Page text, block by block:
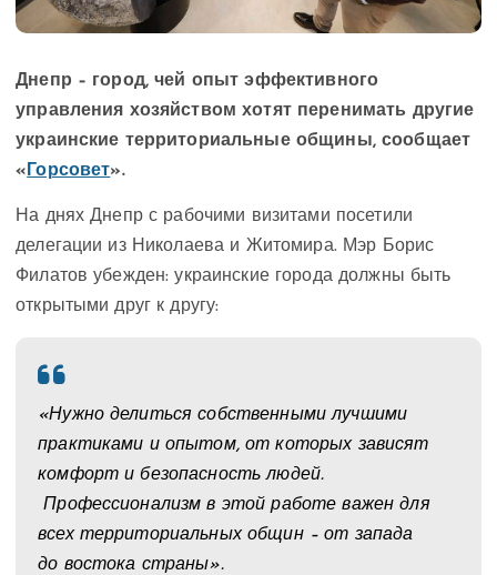
Днепр – город, чей опыт эффективного
управления хозяйством хотят перенимать другие
украинские территориальные общины, сообщает
« Горсовет».
На днях Днепр с рабочими визитами посетили
делегации из Николаева и Житомира. Мэр Борис
Филатов убежден: украинские города должны быть
открытыми друг к другу:
«Нужно делиться собственными лучшими
практиками и опытом, от которых зависят
комфорт и безопасность людей.
Профессионализм в этой работе важен для
всех территориальных общин – от запада
до востока страны».